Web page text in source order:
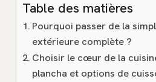
Table des matières
Pourquoi passer de la
extérieure complète ?
Choisir le cœur de la
plancha et options de